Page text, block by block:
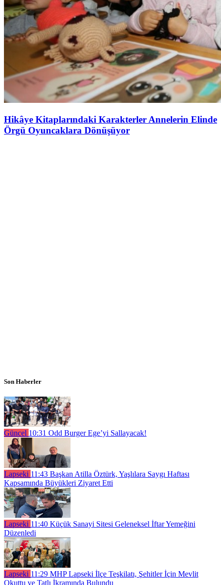
Hikâye Kitaplarındaki Karakterler Annelerin Elinde
Örgü Oyuncaklara Dönüşüyor
Son Haberler
Güncel 10:31 Odd Burger Ege’yi Sallayacak!
Lapseki 11:43 Başkan Atilla Öztürk, Yaşlılara Saygı Haftası
Kapsamında Büyükleri Ziyaret Etti
Lapseki 11:40 Küçük Sanayi Sitesi Geleneksel İftar Yemeğini
Düzenledi
Lapseki 11:29 MHP Lapseki İlçe Teşkilatı, Şehitler İçin Mevlit
Okuttu ve Tatlı İkramında Bulundu